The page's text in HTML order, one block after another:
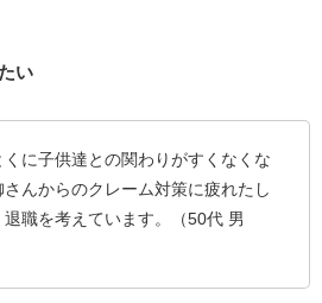
い
くに子供達との関わりがすくなくな
さんからのクレーム対策に疲れたし
退職を考えています。（50代 男